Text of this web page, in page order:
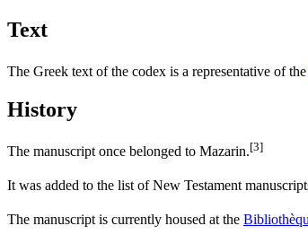
Text
The Greek text of the codex is a representative of the
History
The manuscript once belonged to Mazarin.[3]
It was added to the list of New Testament
The manuscript is currently housed at the